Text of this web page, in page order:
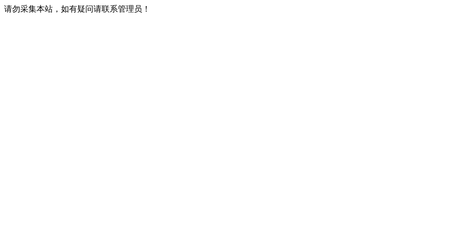
请勿采集本站，如有疑问请联系管理员！